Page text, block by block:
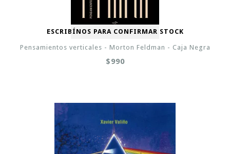
ESCRIBÍNOS PARA CONFIRMAR STOCK
Pensamientos verticales - Morton Feldman - Caja Negra
$990